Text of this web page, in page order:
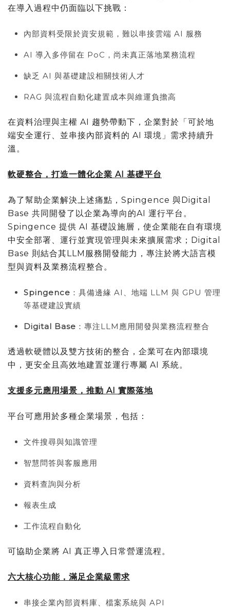
在導入過程中仍面臨以下挑戰：
內部資料受限於資安規範，難以串接雲端 AI 服務
AI 導入多停留在 PoC，尚未真正落地業務流程
缺乏 AI 與基礎建設相關技術人才
RAG 與流程自動化建置成本與維運負擔高
在資料治理與主權 AI 趨勢帶動下，企業對於「可於地
端安全運行、並串接內部資料的 AI 環境」需求持續升
溫。
軟硬整合，打造一體化企業 AI 基礎平台
為了幫助企業解決上述痛點，Spingence 與Digital
Base 共同開發了以企業為導向的AI 運行平台。
Spingence 提供 AI 基礎設施層，使企業能在自有環境
中安全部署、運行並實現管理與未來擴展需求；Digital
Base 則結合其LLM服務開發能力，專注於將大語言模
型與資料及業務流程整合。
Spingence ：具備邊緣 AI、地端 LLM 與 GPU 管理
等基礎建設實績
Digital Base ：專注LLM應用開發與業務流程整合
透過軟硬體以及雙方技術的整合，企業可在內部環境
中，更安全且高效地建置並運行專屬 AI 系統。
支援多元應用場景，推動 AI 實際落地
平台可應用於多種企業場景，包括：
文件搜尋與知識管理
智慧問答與客服應用
資料查詢與分析
報表生成
工作流程自動化
可協助企業將 AI 真正導入日常營運流程。
六大核心功能，滿足企業級需求
串接企業內部資料庫、檔案系統與 API